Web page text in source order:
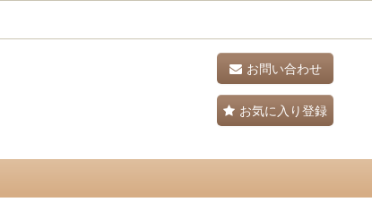
お問い合わせ
お気に入り登録